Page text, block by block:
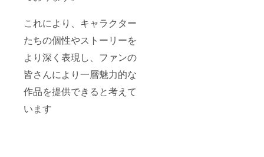
これにより、キャラクター
たちの個性やストーリーを
より深く表現し、ファンの
皆さんにより一層魅力的な
作品を提供できると考えて
います